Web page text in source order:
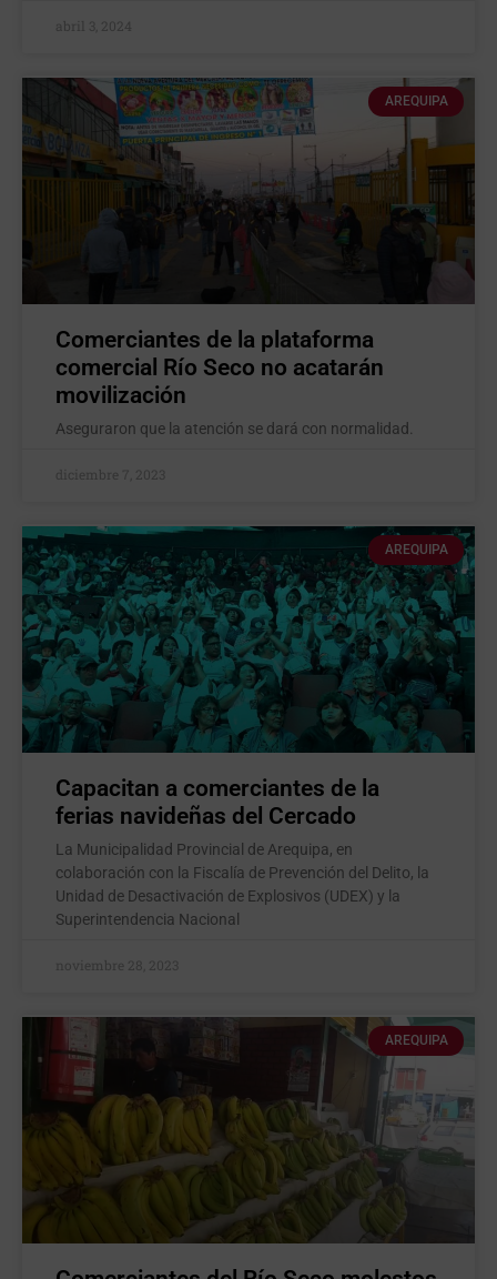
abril 3, 2024
AREQUIPA
Comerciantes de la plataforma
comercial Río Seco no acatarán
movilización
Aseguraron que la atención se dará con normalidad.
diciembre 7, 2023
AREQUIPA
Capacitan a comerciantes de la
ferias navideñas del Cercado
La Municipalidad Provincial de Arequipa, en
colaboración con la Fiscalía de Prevención del Delito, la
Unidad de Desactivación de Explosivos (UDEX) y la
Superintendencia Nacional
noviembre 28, 2023
AREQUIPA